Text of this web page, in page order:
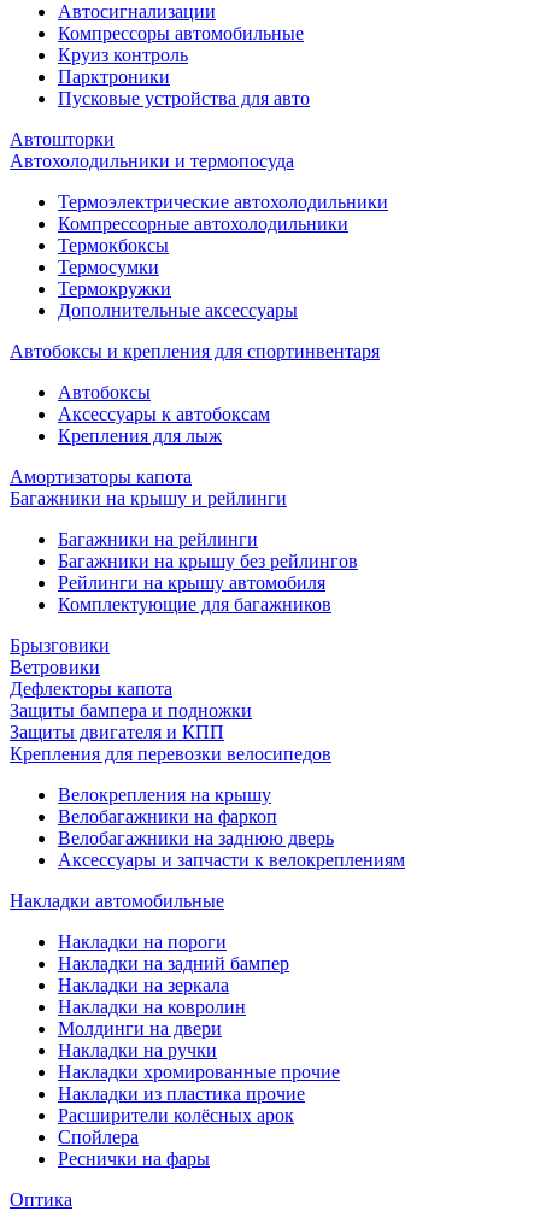
Автосигнализации
Компрессоры автомобильные
Круиз контроль
Парктроники
Пусковые устройства для авто
Автошторки
Автохолодильники и термопосуда
Термоэлектрические автохолодильники
Компрессорные автохолодильники
Термокбоксы
Термосумки
Термокружки
Дополнительные аксессуары
Автобоксы и крепления для спортинвентаря
Автобоксы
Аксессуары к автобоксам
Крепления для лыж
Амортизаторы капота
Багажники на крышу и рейлинги
Багажники на рейлинги
Багажники на крышу без рейлингов
Рейлинги на крышу автомобиля
Комплектующие для багажников
Брызговики
Ветровики
Дефлекторы капота
Защиты бампера и подножки
Защиты двигателя и КПП
Крепления для перевозки велосипедов
Велокрепления на крышу
Велобагажники на фаркоп
Велобагажники на заднюю дверь
Аксессуары и запчасти к велокреплениям
Накладки автомобильные
Накладки на пороги
Накладки на задний бампер
Накладки на зеркала
Накладки на ковролин
Молдинги на двери
Накладки на ручки
Накладки хромированные прочие
Накладки из пластика прочие
Расширители колёсных арок
Спойлера
Реснички на фары
Оптика